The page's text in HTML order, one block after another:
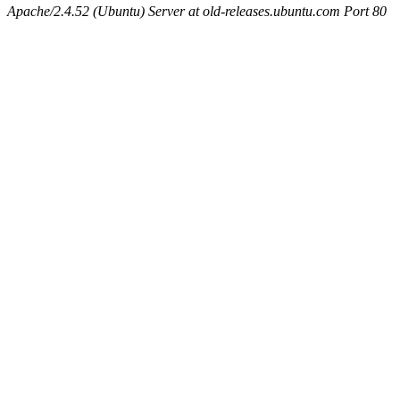
Apache/2.4.52 (Ubuntu) Server at old-releases.ubuntu.com Port 80